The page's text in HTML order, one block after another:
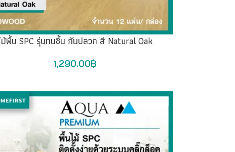
พื้น SPC รุ่นทนชื้น กันปลวก สี Natural Oak
1,290.00฿